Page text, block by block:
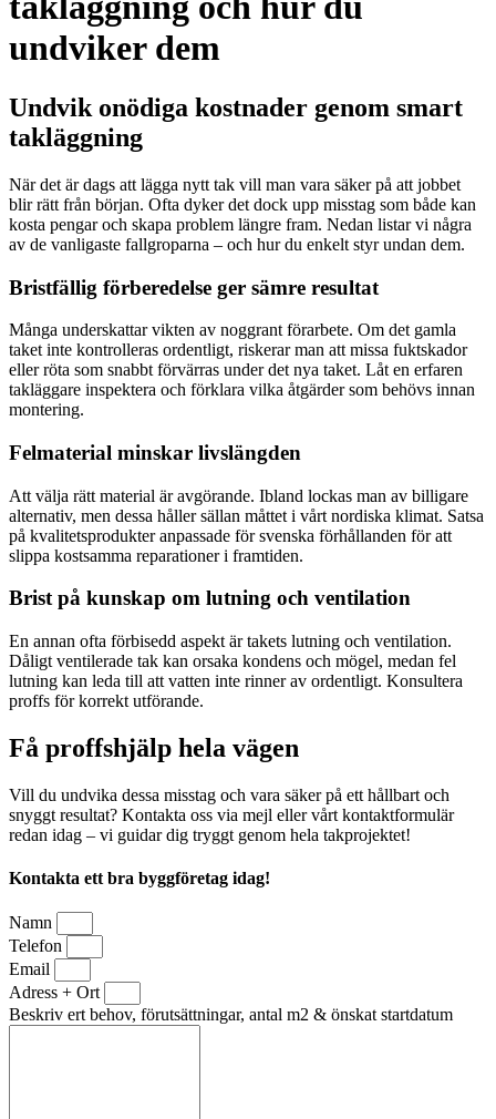
undviker dem
Undvik onödiga kostnader genom smart
takläggning
När det är dags att lägga nytt tak vill man vara säker på att jobbet
blir rätt från början. Ofta dyker det dock upp misstag som både kan
kosta pengar och skapa problem längre fram. Nedan listar vi några
av de vanligaste fallgroparna – och hur du enkelt styr undan dem.
Bristfällig förberedelse ger sämre resultat
Många underskattar vikten av noggrant förarbete. Om det gamla
taket inte kontrolleras ordentligt, riskerar man att missa fuktskador
eller röta som snabbt förvärras under det nya taket. Låt en erfaren
takläggare inspektera och förklara vilka åtgärder som behövs innan
montering.
Felmaterial minskar livslängden
Att välja rätt material är avgörande. Ibland lockas man av billigare
alternativ, men dessa håller sällan måttet i vårt nordiska klimat. Satsa
på kvalitetsprodukter anpassade för svenska förhållanden för att
slippa kostsamma reparationer i framtiden.
Brist på kunskap om lutning och ventilation
En annan ofta förbisedd aspekt är takets lutning och ventilation.
Dåligt ventilerade tak kan orsaka kondens och mögel, medan fel
lutning kan leda till att vatten inte rinner av ordentligt. Konsultera
proffs för korrekt utförande.
Få proffshjälp hela vägen
Vill du undvika dessa misstag och vara säker på ett hållbart och
snyggt resultat? Kontakta oss via mejl eller vårt kontaktformulär
redan idag – vi guidar dig tryggt genom hela takprojektet!
Kontakta ett bra byggföretag idag!
Namn
Telefon
Email
Adress + Ort
Beskriv ert behov, förutsättningar, antal m2 & önskat startdatum